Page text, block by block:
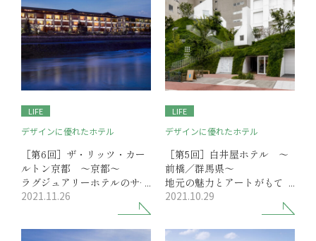
LIFE
デザインに優れたホテル
［第6回］ザ・リッツ・カー
ルトン京都 ～京都～
ラグジュアリーホテルのサー
ビスと
存在感が輝くアートの数々
2021.11.26
LIFE
デザインに優れたホテル
［第5回］白井屋ホテル ～
前橋／群馬県～
地元の魅力とアートがもてな
すホテルに
‘街のリビングルーム’誕生
2021.10.29